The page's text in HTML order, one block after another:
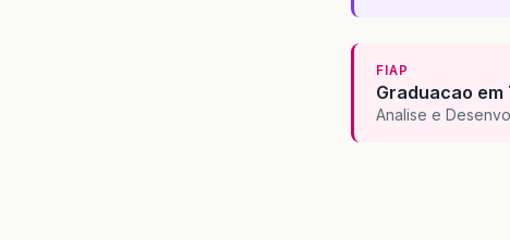
FIAP
Graduacao
Analise e